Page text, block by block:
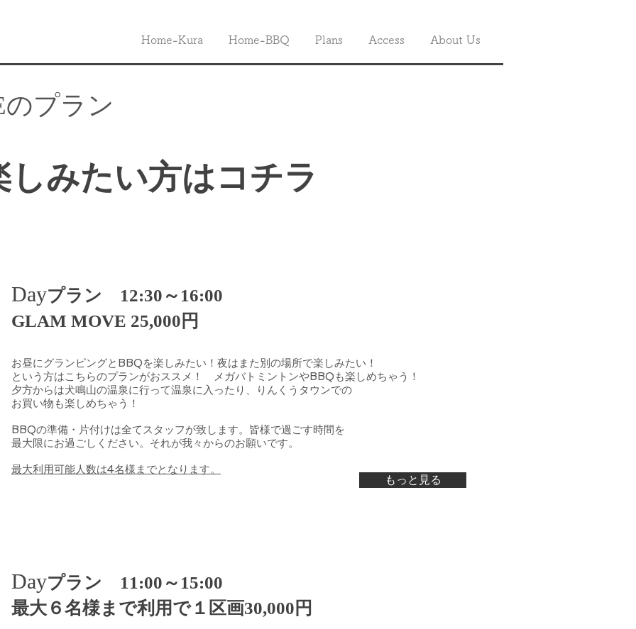
Home-Kura Home-BBQ Plans Access About Us
プラン
しみたい方はコチラ
Dayプラン 12:30～16:00
​GLAM MOVE 25,000円
お昼にグランピングとBBQを楽しみたい！夜はまた別の場所で楽しみたい！
という方はこちらのプランがおススメ！ メガバトミントンやBBQも楽しめちゃう！
夕方からは犬鳴山の温泉に行って温泉に入ったり、りんくうタウンでの
お買い物も楽しめちゃう！
BBQの準備・片付けは全てスタッフが致します。皆様で過ごす時間を
最大限にお過ごしください。それが我々からのお願いです。
最大利用可能人数は4名様までとなります。
もっと見る
Dayプラン 11:00～15:00
​最大６名様まで利用で１区画30,000円